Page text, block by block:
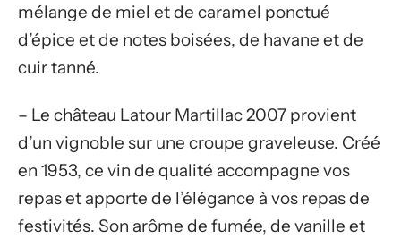
mélange de miel et de caramel ponctué
d’épice et de notes boisées, de havane et de
cuir tanné.
– Le château Latour Martillac 2007 provient
d’un vignoble sur une croupe graveleuse. Créé
en 1953, ce vin de qualité accompagne vos
repas et apporte de l’élégance à vos repas de
festivités. Son arôme de fumée, de vanille et